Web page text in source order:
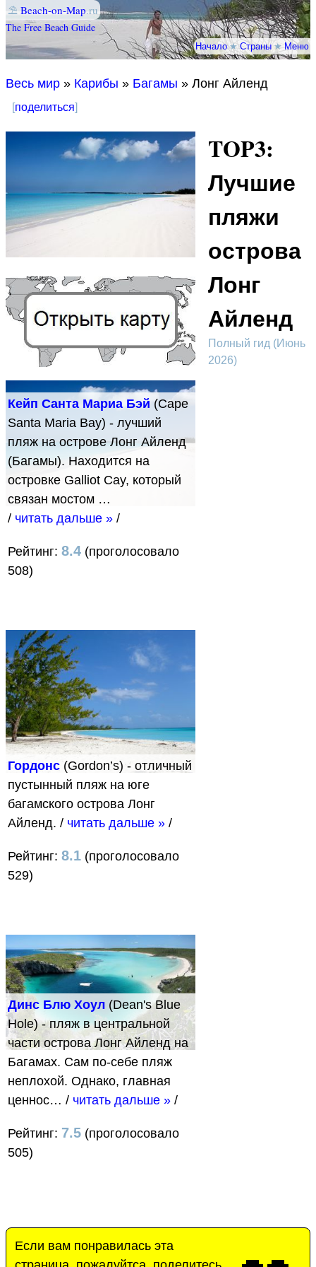
⛱ Beach-on-Map.ru
The Free Beach Guide
Начало★Страны★Меню
Весь мир » Карибы » Багамы » Лонг Айленд
[поделиться]
TOP3:
Лучшие
пляжи
острова
Лонг
Айленд
Полный гид (Июнь
2026)
Кейп Санта Мариа Бэй (Cape
Santa Maria Bay) - лучший
пляж на острове Лонг Айленд
(Багамы). Находится на
островке Galliot Cay, который
связан мостом …
/ читать дальше » /
Рейтинг: 8.4 (проголосовало
508)
Гордонс (Gordon’s) - отличный
пустынный пляж на юге
багамского острова Лонг
Айленд. / читать дальше » /
Рейтинг: 8.1 (проголосовало
529)
Динс Блю Хоул (Dean's Blue
Hole) - пляж в центральной
части острова Лонг Айленд на
Багамах. Сам по-себе пляж
неплохой. Однако, главная
ценнос… / читать дальше » /
Рейтинг: 7.5 (проголосовало
505)
Если вам понравилась эта